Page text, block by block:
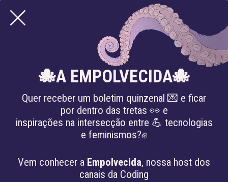
COMO OLHAR E
🐙A EMPOLVECIDA🐙
Quer receber um boletim quinzenal 💌 e ficar
por dentro das tretas 👀 e
inspirações na intersecção entre 💪 tecnologias
e feminismos?✊
Vem conhecer a Empolvecida, nossa host dos
canais da Coding